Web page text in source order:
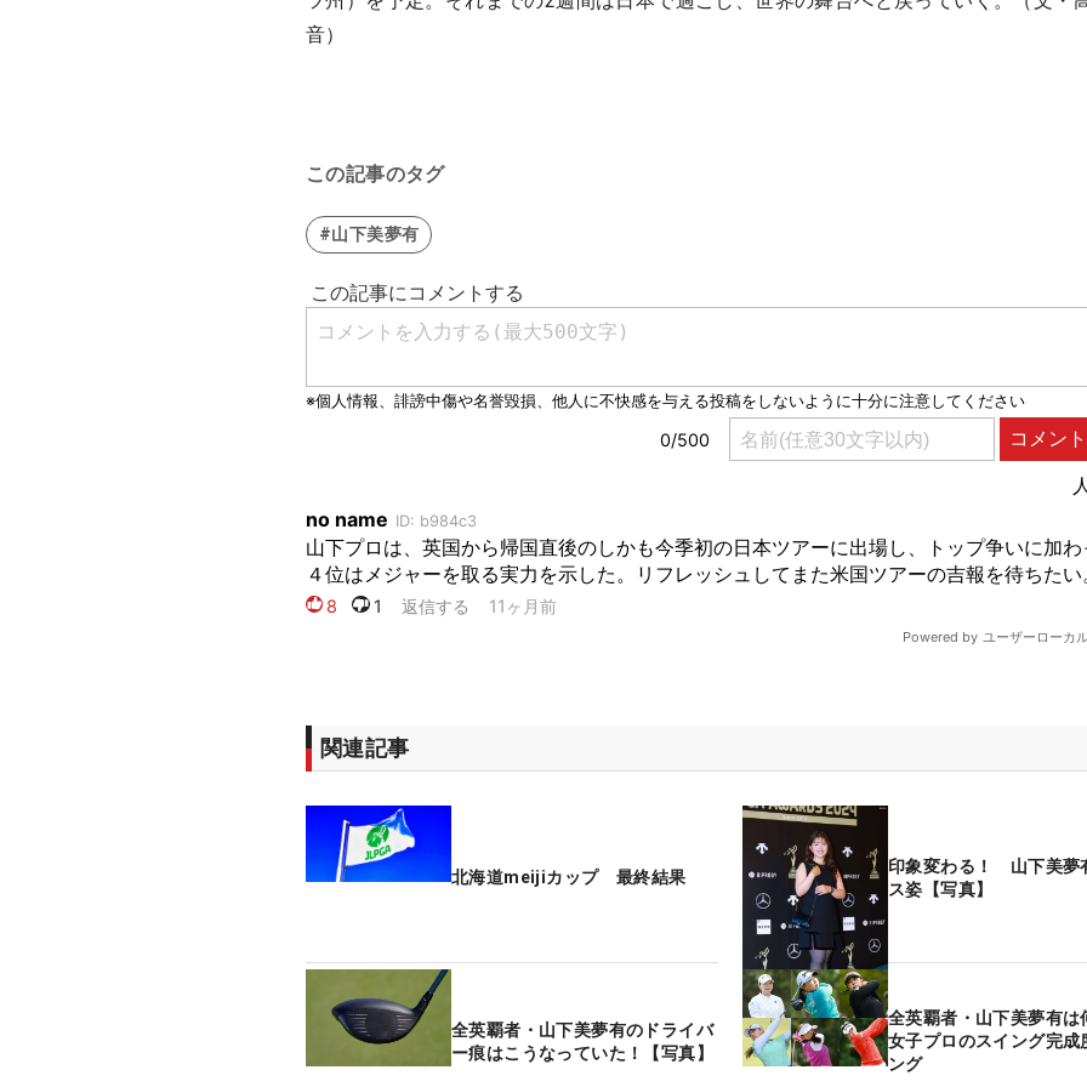
音）
この記事のタグ
#山下美夢有
関連記事
北海道meijiカップ 最終結果
印象変わる！ 山下美夢
ス姿【写真】
全英覇者・山下美夢有のドライバ
ー痕はこうなっていた！【写真】
全英覇者・山下美夢有
女子プロのスイング完成
ング